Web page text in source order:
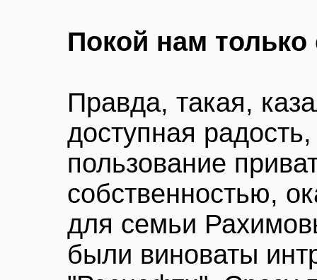
Покой нам только
Правда, такая,
доступная
пользование
собственностью,
для семьи
были виноваты